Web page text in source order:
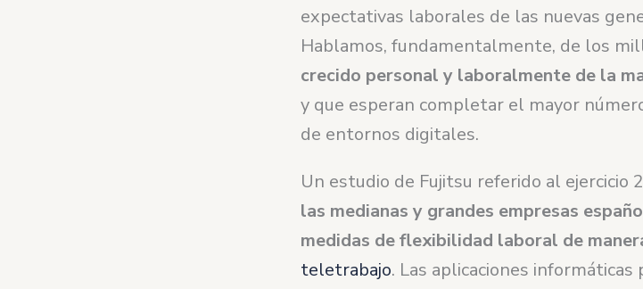
expectativas laborales de las nuevas
Hablamos, fundamentalmente, de los
crecido personal y laboralmente de la
y que esperan completar el mayor
de entornos digitales.
Un estudio de Fujitsu referido al ejercicio
las medianas y grandes empresas
medidas de flexibilidad laboral de
teletrabajo. Las aplicaciones